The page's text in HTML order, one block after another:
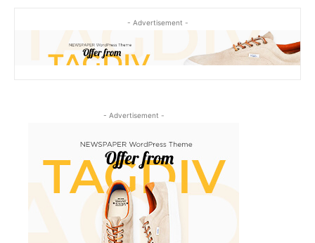
- Advertisement -
- Advertisement -